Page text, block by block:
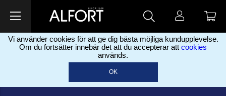
Vi använder cookies för att ge dig bästa möjliga kundupplevelse.
Om du fortsätter innebär det att du accepterar att cookies
används.
OK
PRODUKTFÖRDELAR – DIAMOND